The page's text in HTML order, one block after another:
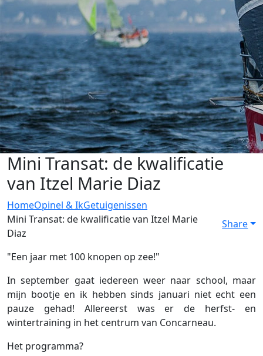
Mini Transat: de kwalificatie
van Itzel Marie Diaz
HomeOpinel & IkGetuigenissen
Mini Transat: de kwalificatie van Itzel Marie
Diaz
Share
"Een jaar met 100 knopen op zee!"
In september gaat iedereen weer naar school, maar
mijn bootje en ik hebben sinds januari niet echt een
pauze gehad! Allereerst was er de herfst- en
wintertraining in het centrum van Concarneau.
Het programma?